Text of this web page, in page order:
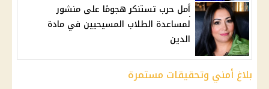
أمل حرب تستنكر هجومًا على منشور
لمساعدة الطلاب المسيحيين في مادة
الدين
بلاغ أمني وتحقيقات مستمرة